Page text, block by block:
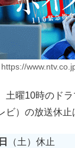
https://
土曜10時のド
ビ）の放送休
（土）休止